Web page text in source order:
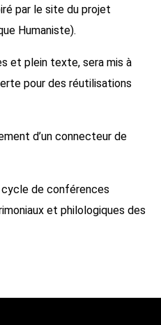
par le site du projet
Humaniste).
et plein texte, sera mis à
pour des réutilisations
d’un connecteur de
cycle de conférences
et philologiques des